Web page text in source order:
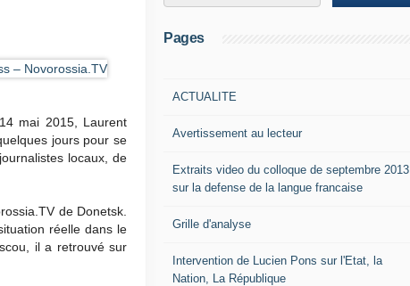
mai 2015, Laurent
jours pour se
locaux, de
de Donetsk.
réelle dans le
il a retrouvé sur
Pages
ACTUALITE
Avertissement au lecteur
Extraits video du colloque de septembre 2013
sur la defense de la langue francaise
Grille d'analyse
Intervention de Lucien Pons sur l'Etat, la
Nation, La République